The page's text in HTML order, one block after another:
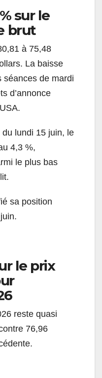
sur le
brut
à 75,48
La baisse
séances de mardi
d’annonce
lundi 15 juin, le
4,3 %,
le plus bas
sa position
le prix
reste quasi
76,96